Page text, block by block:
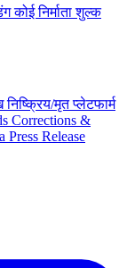
कोई निर्माता शुल्क
निष्क्रिय/मृत प्लेटफार्म
Corrections &
Press Release